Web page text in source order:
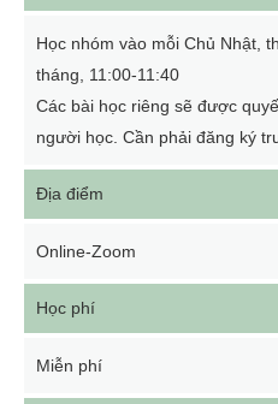
Học nhóm vào mỗi Chủ Nhật,
tháng, 11:00-11:40
Các bài học riêng sẽ được
người học. Cần phải đăng ký
Địa điểm
Online-Zoom
Học phí
Miễn phí